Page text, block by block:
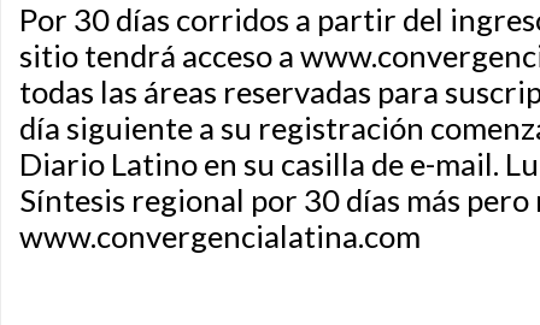
Por 30 días corridos a partir del
sitio tendrá acceso a
todas las áreas reservadas para
día siguiente a su registración
Diario Latino en su casilla de e-mail.
Síntesis regional por 30 días más pero
www.convergencialatina.com